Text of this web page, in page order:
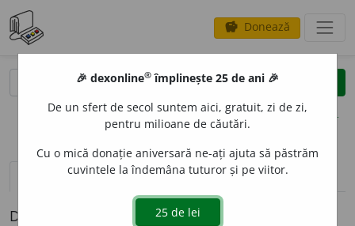
savings Donează
clear
opțiuni
definiții (1) pronunțievolume_up (32)
Definiția cu ID-ul 912502:
🎉 dexonline® împlinește 25 de ani 🎉
De un sfert de secol suntem aici, gratuit, zi de zi,
pentru milioane de căutări.
Cu o mică donație aniversară ne-ați ajuta să păstrăm
cuvintele la îndemâna tuturor și pe viitor.